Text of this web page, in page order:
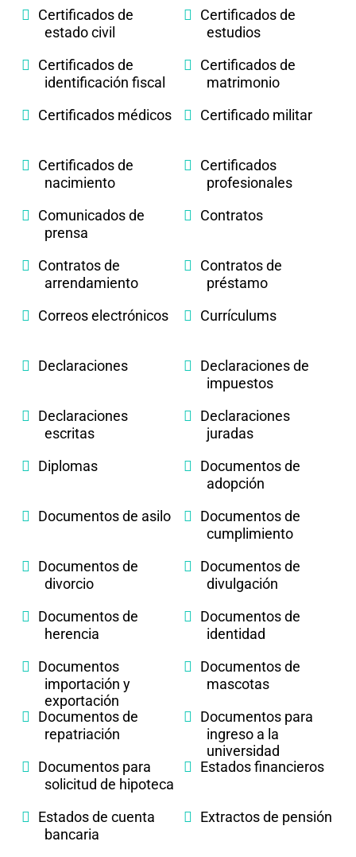
Certificados de
estado civil
Certificados de
estudios
Certificados de
identificación fiscal
Certificados de
matrimonio
Certificados médicos
Certificado militar
Certificados de
nacimiento
Certificados
profesionales
Comunicados de
prensa
Contratos
Contratos de
arrendamiento
Contratos de
préstamo
Correos electrónicos
Currículums
Declaraciones
Declaraciones de
impuestos
Declaraciones
escritas
Declaraciones
juradas
Diplomas
Documentos de
adopción
Documentos de asilo
Documentos de
cumplimiento
Documentos de
divorcio
Documentos de
divulgación
Documentos de
herencia
Documentos de
identidad
Documentos
importación y
exportación
Documentos de
mascotas
Documentos de
repatriación
Documentos para
ingreso a la
universidad
Documentos para
solicitud de hipoteca
Estados financieros
Estados de cuenta
bancaria
Extractos de pensión